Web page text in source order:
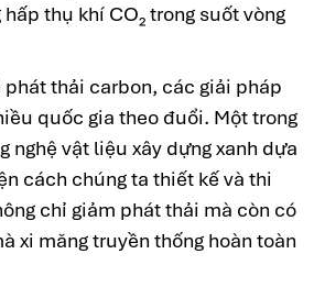
thụ khí CO₂ trong suốt vòng
thải carbon, các giải pháp
quốc gia theo đuổi. Một trong
nghệ vật liệu xây dựng xanh dựa
cách chúng ta thiết kế và thi
chỉ giảm phát thải mà còn có
xi măng truyền thống hoàn toàn